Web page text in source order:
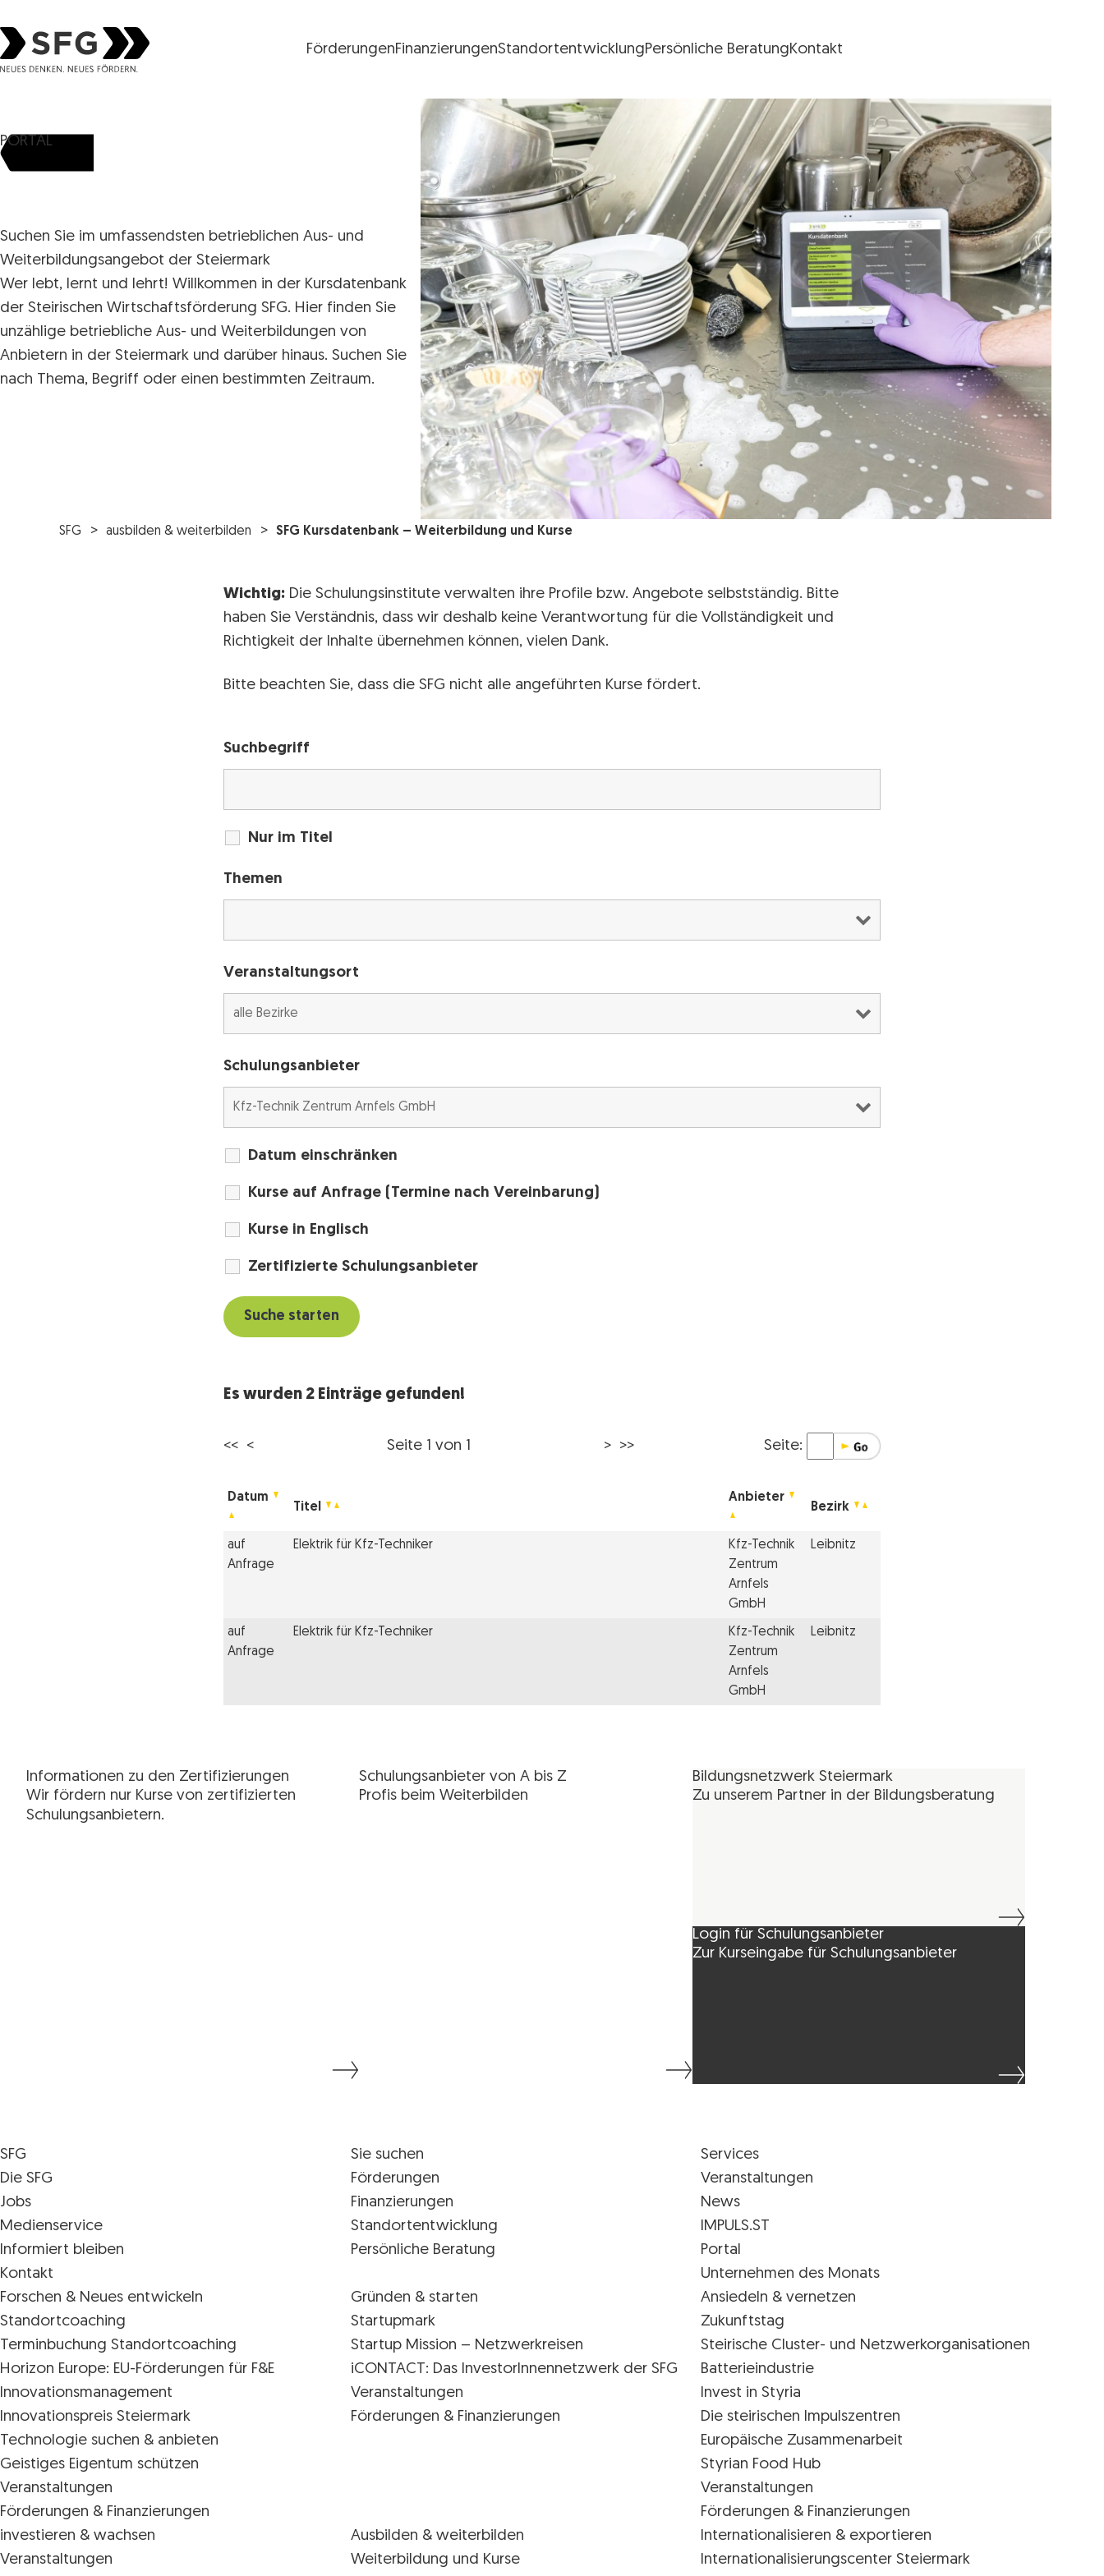
FörderungenFinanzierungenStandortentwicklungPersönliche BeratungKontakt
PORTAL
Suchen Sie im umfassendsten betrieblichen Aus- und
Weiterbildungsangebot der Steiermark
Wer lebt, lernt und lehrt! Willkommen in der Kursdatenbank
der Steirischen Wirtschaftsförderung SFG. Hier finden Sie
unzählige betriebliche Aus- und Weiterbildungen von
Anbietern in der Steiermark und darüber hinaus. Suchen Sie
nach Thema, Begriff oder einen bestimmten Zeitraum.
SFG ausbilden & weiterbilden SFG Kursdatenbank – Weiterbildung und Kurse
Wichtig: Die Schulungsinstitute verwalten ihre Profile bzw. Angebote selbstständig. Bitte
haben Sie Verständnis, dass wir deshalb keine Verantwortung für die Vollständigkeit und
Richtigkeit der Inhalte übernehmen können, vielen Dank.
Bitte beachten Sie, dass die SFG nicht alle angeführten Kurse fördert.
Suchbegriff
Nur im Titel
Themen
Veranstaltungsort
Schulungsanbieter
Datum einschränken
Kurse auf Anfrage (Termine nach Vereinbarung)
Kurse in Englisch
Zertifizierte Schulungsanbieter
Es wurden 2 Einträge gefunden!
<< < Seite 1 von 1 > >> Seite:
Datum
Titel
Anbieter
Bezirk
auf
Anfrage
Elektrik für Kfz-Techniker
Kfz-Technik
Zentrum
Arnfels
GmbH
Leibnitz
auf
Anfrage
Elektrik für Kfz-Techniker
Kfz-Technik
Zentrum
Arnfels
GmbH
Leibnitz
Informationen zu den Zertifizierungen
Wir fördern nur Kurse von zertifizierten
Schulungsanbietern.
Schulungsanbieter von A bis Z
Profis beim Weiterbilden
Bildungsnetzwerk Steiermark
Zu unserem Partner in der Bildungsberatung
Login für Schulungsanbieter
Zur Kurseingabe für Schulungsanbieter
SFG
Die SFG
Jobs
Medienservice
Informiert bleiben
Kontakt
Sie suchen
Förderungen
Finanzierungen
Standortentwicklung
Persönliche Beratung
Services
Veranstaltungen
News
IMPULS.ST
Portal
Unternehmen des Monats
Forschen & Neues entwickeln
Standortcoaching
Terminbuchung Standortcoaching
Horizon Europe: EU-Förderungen für F&E
Innovations­management
Innovationspreis Steiermark
Technologie suchen & anbieten
Geistiges Eigentum schützen
Veranstaltungen
Förderungen & Finanzierungen
Gründen & starten
Startupmark
Startup Mission – Netzwerkreisen
iCONTACT: Das InvestorInnennetzwerk der SFG
Veranstaltungen
Förderungen & Finanzierungen
Ansiedeln & vernetzen
Zukunftstag
Steirische Cluster- und Netzwerkorganisationen
Batterieindustrie
Invest in Styria
Die steirischen Impulszentren
Europäische Zusammenarbeit
Styrian Food Hub
Veranstaltungen
Förderungen & Finanzierungen
investieren & wachsen
Veranstaltungen
Ausbilden & weiterbilden
Weiterbildung und Kurse
Internationalisieren & exportieren
Internationalisierungscenter Steiermark